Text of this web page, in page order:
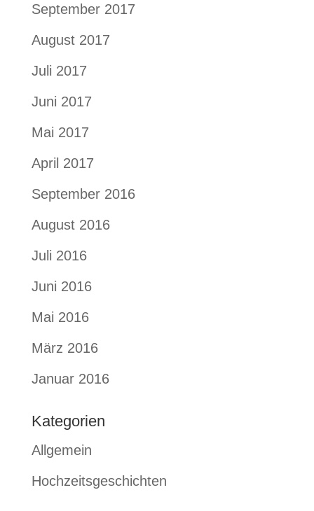
September 2017
August 2017
Juli 2017
Juni 2017
Mai 2017
April 2017
September 2016
August 2016
Juli 2016
Juni 2016
Mai 2016
März 2016
Januar 2016
Kategorien
Allgemein
Hochzeitsgeschichten